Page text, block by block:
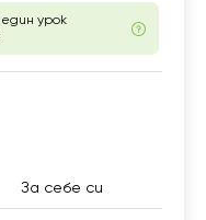
урок
За себе си